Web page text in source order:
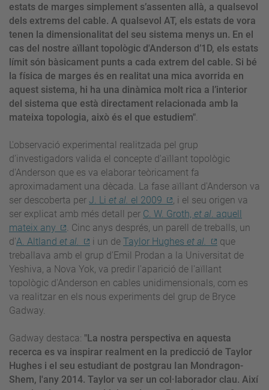
estats de marges simplement s’assenten allà, a qualsevol
dels extrems del cable. A qualsevol AT, els estats de vora
tenen la dimensionalitat del seu sistema menys un. En el
cas del nostre aïllant topològic d'Anderson d’1D, els estats
límit són bàsicament punts a cada extrem del cable. Si bé
la física de marges és en realitat una mica avorrida en
aquest sistema, hi ha una dinàmica molt rica a l’interior
del sistema que està directament relacionada amb la
mateixa topologia, això és el que estudiem".
L'observació experimental realitzada pel grup
d’investigadors valida el concepte d'aïllant topològic
d'Anderson que es va elaborar teòricament fa
aproximadament una dècada. La fase aïllant d'Anderson va
ser descoberta per J. Li et al. el 2009
, i el seu origen va
ser explicat amb més detall per C. W. Groth, et al. aquell
mateix any
. Cinc anys després, un parell de treballs, un
d'A. Altland et al. i un de Taylor Hughes et al.
que
treballava amb el grup d'Emil Prodan a la Universitat de
Yeshiva, a Nova Yok, va predir l'aparició de l'aïllant
topològic d'Anderson en cables unidimensionals, com es
va realitzar en els nous experiments del grup de Bryce
Gadway.
Gadway destaca: "La nostra perspectiva en aquesta
recerca es va inspirar realment en la predicció de Taylor
Hughes i el seu estudiant de postgrau Ian Mondragon-
Shem, l'any 2014. Taylor va ser un col·laborador clau. Així